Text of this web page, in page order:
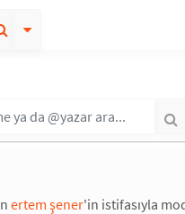
ertem şener'in istifasıyla